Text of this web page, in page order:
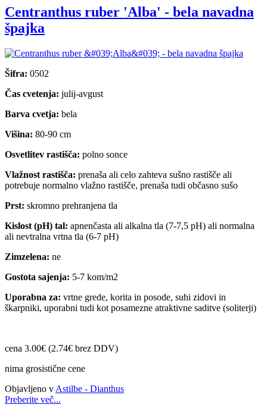
Centranthus ruber 'Alba' - bela navadna
špajka
Šifra: 0502
Čas cvetenja: julij-avgust
Barva cvetja: bela
Višina: 80-90 cm
Osvetlitev rastišča: polno sonce
Vlažnost rastišča: prenaša ali celo zahteva sušno rastišče ali
potrebuje normalno vlažno rastišče, prenaša tudi občasno sušo
Prst: skromno prehranjena tla
Kislost (pH) tal: apnenčasta ali alkalna tla (7-7,5 pH) ali normalna
ali nevtralna vrtna tla (6-7 pH)
Zimzelena: ne
Gostota sajenja: 5-7 kom/m2
Uporabna za: vrtne grede, korita in posode, suhi zidovi in
škarpniki, uporabni tudi kot posamezne atraktivne saditve (soliterji)
cena 3.00€ (2.74€ brez DDV)
nima grosistične cene
Objavljeno v Astilbe - Dianthus
Preberite več...